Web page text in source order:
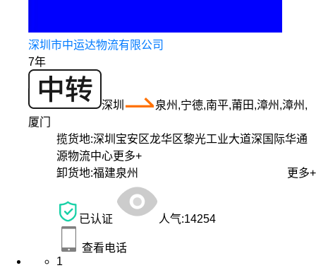
深圳市中运达物流有限公司
7年
深圳
泉州,宁德,南平,莆田,漳州,漳州,
厦门
揽货地:深圳宝安区龙华区黎光工业大道深国际华通
源物流中心更多+
卸货地:福建泉州 更多+
已认证 人气:14254
查看电话
1